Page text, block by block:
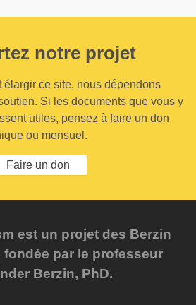
notre projet
élargir ce site, nous dépendons
Si les documents que vous y
utiles, pensez à faire un don
ou mensuel.
Faire un don
est un projet des Berzin
fondée par le professeur
Berzin, PhD.